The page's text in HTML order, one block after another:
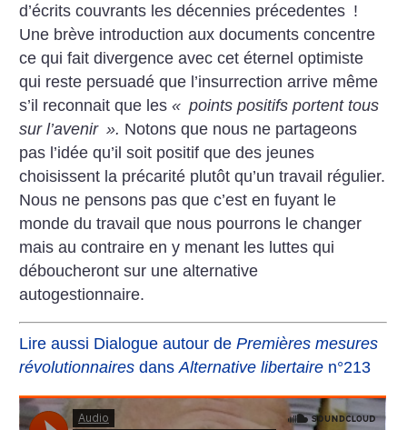
d’écrits couvrants les décennies précedentes !
Une brève introduction aux documents concentre
ce qui fait divergence avec cet éternel optimiste
qui reste persuadé que l’insurrection arrive même
s’il reconnait que les« points positifs portent tous
sur l’avenir ». Notons que nous ne partageons
pas l’idée qu’il soit positif que des jeunes
choisissent la précarité plutôt qu’un travail régulier.
Nous ne pensons pas que c’est en fuyant le
monde du travail que nous pourrons le changer
mais au contraire en y menant les luttes qui
déboucheront sur une alternative
autogestionnaire.
Lire aussi Dialogue autour de Premières mesures
révolutionnairesdansAlternative libertaire n°213